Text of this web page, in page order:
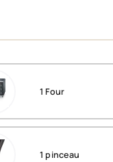
1 Four
1 pinceau